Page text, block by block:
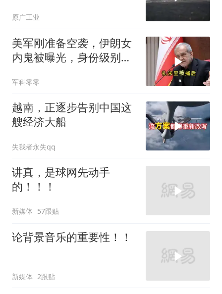
原广工业
美军刚准备空袭，伊朗女
内鬼被曝光，身份级别很
军科零零
越南，正逐步告别中国这
艘经济大船
失我者永失qq
讲真，是球网先动手
的！！！
新媒体 57跟贴
论背景音乐的重要性！！
新媒体 2跟贴